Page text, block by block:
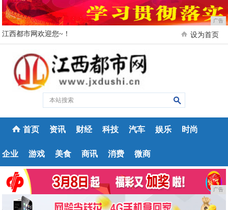
广告
江西都市网欢迎您~！ 设为首页
首页 资讯 财经 科技 汽车 娱乐 时尚
企业 游戏 美食 商讯 消费 微商
广告